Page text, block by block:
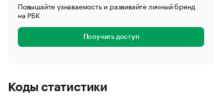
Повышайте узнаваемость и развивайте личный бренд
на РБК
Получить доступ
Коды статистики